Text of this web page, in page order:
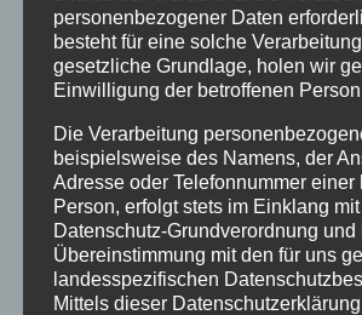
SCHLAGWÖRTER
2023 2024 Allgäu Anfängerkurs
Charity
cool Corona Coronavirus
dancing
Deine Tanzschule
Ferien
Ferienprogramm Fitness
Fortgeschrittene
Gesellschaftstanz
im Schloss
Jive Jugendliche online
personenbezogener Daten
besteht für eine solche
gesetzliche Grundlage, holen wir
Einwilligung der betroffenen
Die Verarbeitung
beispielsweise des Namens, der
Adresse oder Telefonnummer einer
Person, erfolgt stets im Einklang
Datenschutz-Grundverordnung und
Übereinstimmung mit den für uns
landesspezifischen
Mittels dieser